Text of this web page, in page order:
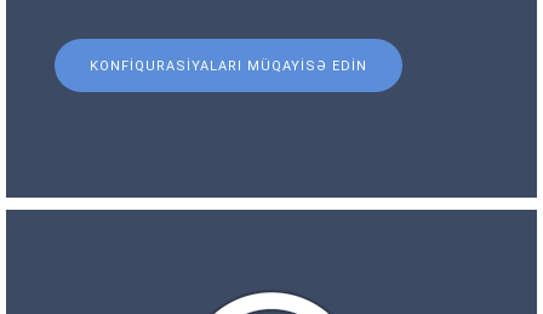
KONFIQURASIYALARI MÜQAYISƏ EDIN